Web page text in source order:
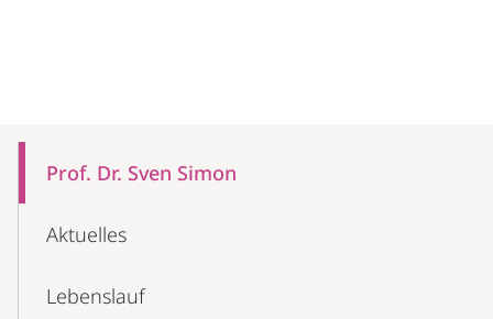
NavigationProf. Dr. Sven Simon
Aktuelles
Lebenslauf